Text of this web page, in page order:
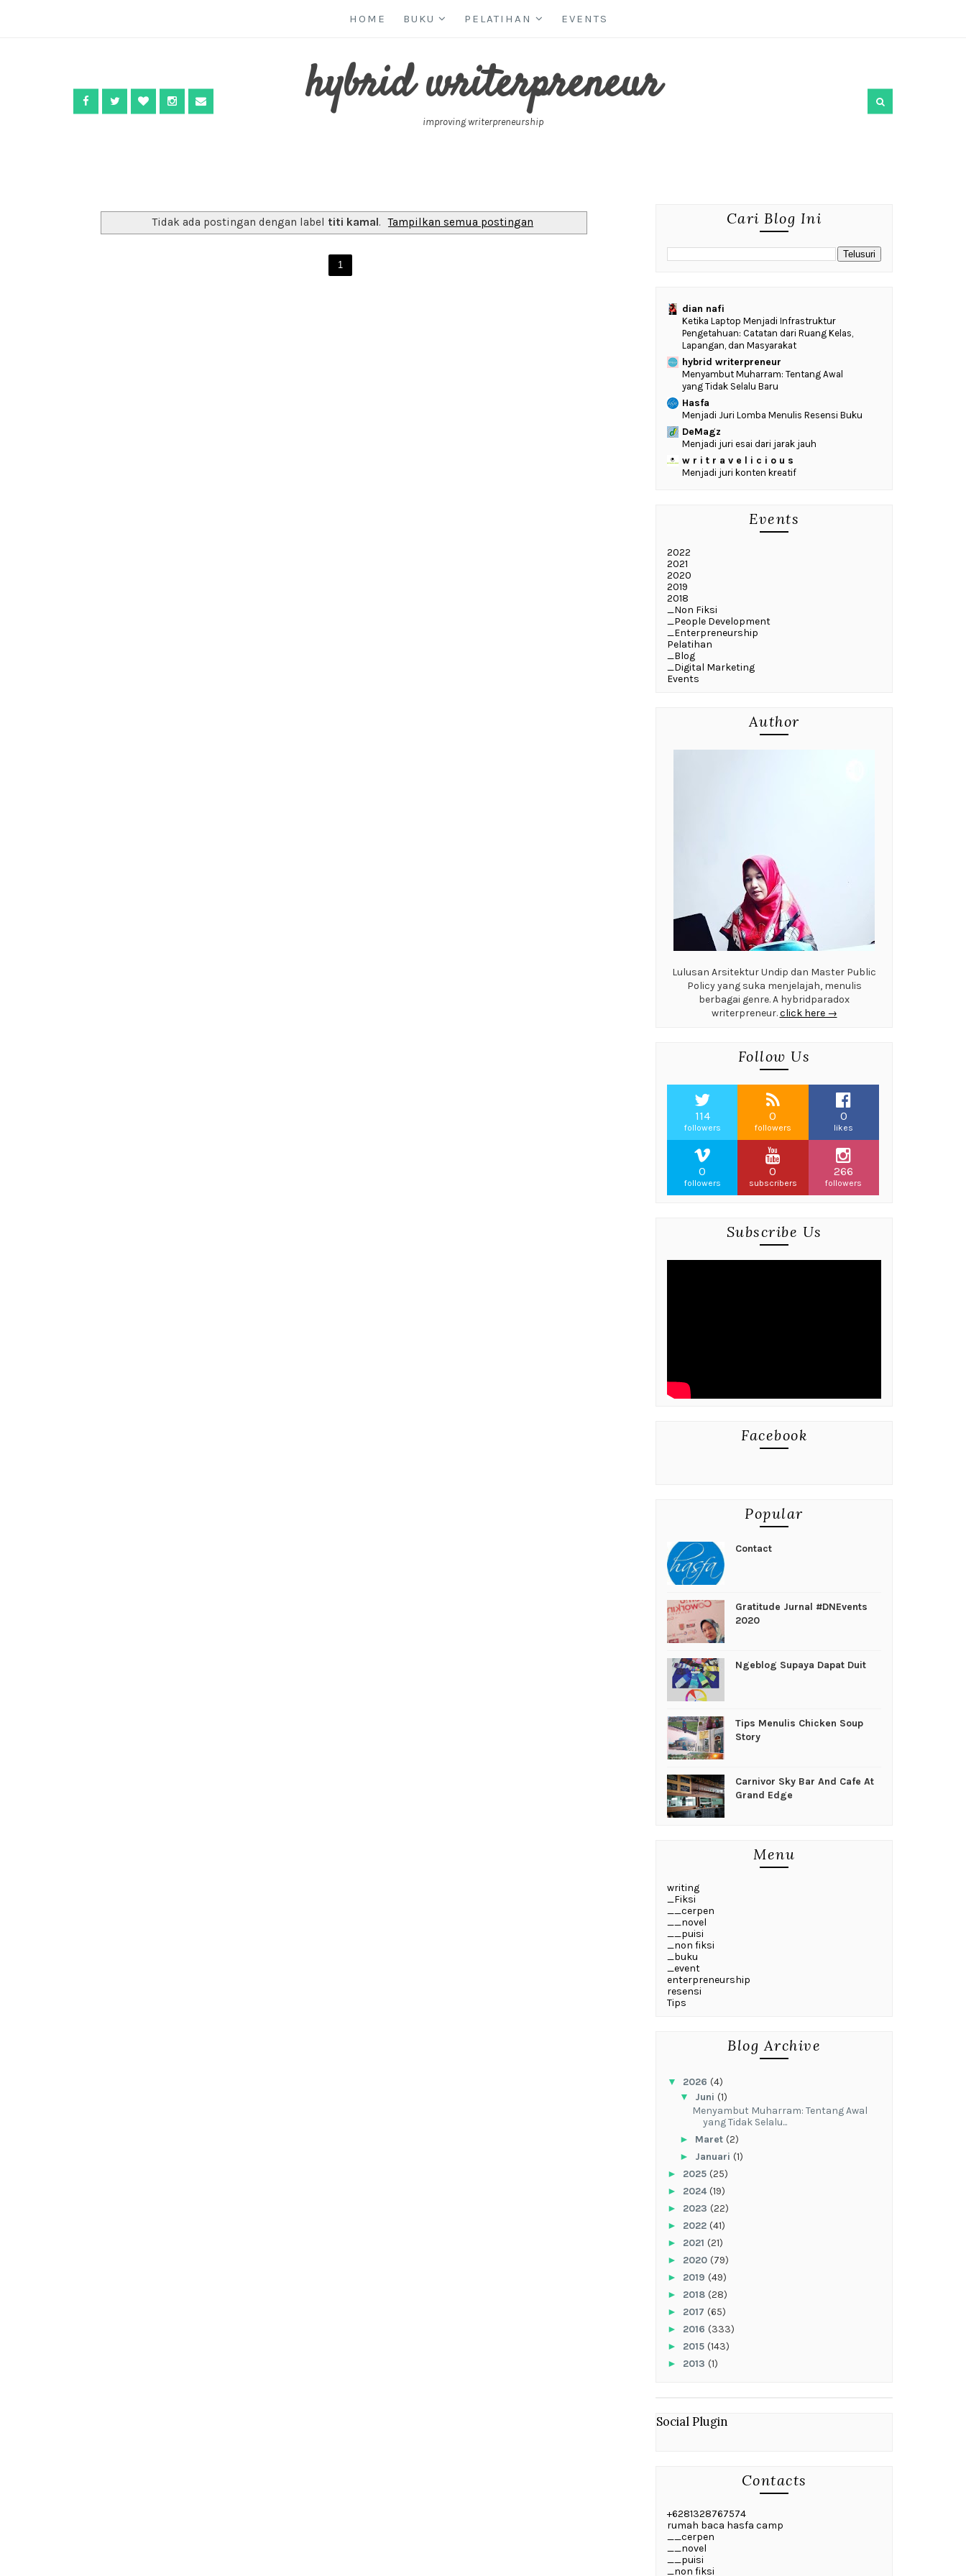
HOME BUKU PELATIHAN EVENTS
hybrid writerpreneur
improving writerpreneurship
Tidak ada postingan dengan label titi kamal. Tampilkan semua postingan
1
Cari Blog Ini
dian nafi
Ketika Laptop Menjadi Infrastruktur
Pengetahuan: Catatan dari Ruang Kelas,
Lapangan, dan Masyarakat
hybrid writerpreneur
Menyambut Muharram: Tentang Awal
yang Tidak Selalu Baru
Hasfa
Menjadi Juri Lomba Menulis Resensi Buku
DeMagz
Menjadi juri esai dari jarak jauh
w r i t r a v e l i c i o u s
Menjadi juri konten kreatif
Events
2022
2021
2020
2019
2018
_Non Fiksi
_People Development
_Enterpreneurship
Pelatihan
_Blog
_Digital Marketing
Events
Author
Lulusan Arsitektur Undip dan Master Public
Policy yang suka menjelajah, menulis
berbagai genre. A hybridparadox
writerpreneur.click here →
Follow Us
114
followers
0
followers
0
likes
0
followers
0
subscribers
266
followers
Subscribe Us
Facebook
Popular
Contact
Gratitude Jurnal #DNEvents
2020
Ngeblog Supaya Dapat Duit
Tips Menulis Chicken Soup
Story
Carnivor Sky Bar And Cafe At
Grand Edge
Menu
writing
_Fiksi
__cerpen
__novel
__puisi
_non fiksi
_buku
_event
enterpreneurship
resensi
Tips
Blog Archive
▼ 2026 (4)
▼ Juni (1)
Menyambut Muharram: Tentang Awal
yang Tidak Selalu...
► Maret (2)
► Januari (1)
► 2025 (25)
► 2024(19)
► 2023 (22)
► 2022 (41)
► 2021 (21)
► 2020 (79)
► 2019 (49)
► 2018 (28)
► 2017 (65)
► 2016 (333)
► 2015 (143)
► 2013 (1)
Social Plugin
Contacts
+6281328767574
rumah baca hasfa camp
__cerpen
__novel
__puisi
_non fiksi